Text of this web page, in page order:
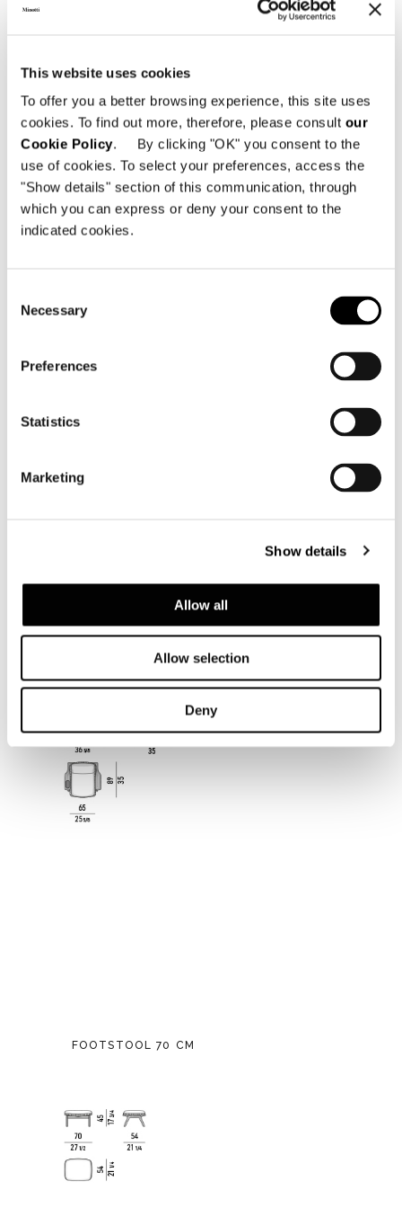
This website uses cookies
To offer you a better browsing experience, this site uses
cookies. To find out more, therefore, please consult our
Cookie Policy. By clicking "OK" you consent to the
use of cookies. To select your preferences, access the
"Show details" section of this communication, through
which you can express or deny your consent to the
indicated cookies.
Selection
Necessary
Preferences
Statistics
Marketing
Show details
Allow all
Allow selection
Deny
FOOTSTOOL 70 CM